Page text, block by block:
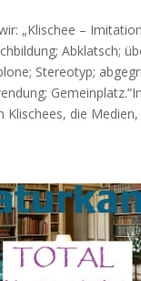
„Klischee –
Abklatsch;
Stereotyp;
Klischees, die